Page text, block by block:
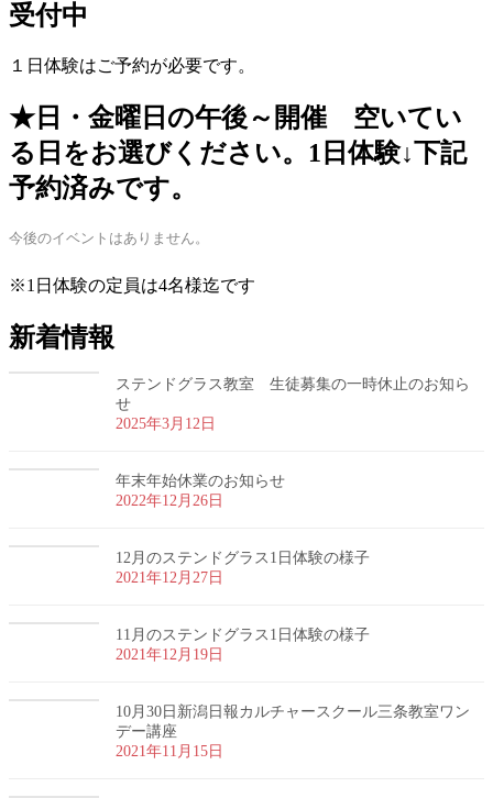
受付中
１日体験はご予約が必要です。
★日・金曜日の午後～開催 空いてい
る日をお選びください。1日体験↓下記
予約済みです。
今後のイベントはありません。
※1日体験の定員は4名様迄です
新着情報
ステンドグラス教室 生徒募集の一時休止のお知ら
せ
2025年3月12日
年末年始休業のお知らせ
2022年12月26日
12月のステンドグラス1日体験の様子
2021年12月27日
11月のステンドグラス1日体験の様子
2021年12月19日
10月30日新潟日報カルチャースクール三条教室ワン
デー講座
2021年11月15日